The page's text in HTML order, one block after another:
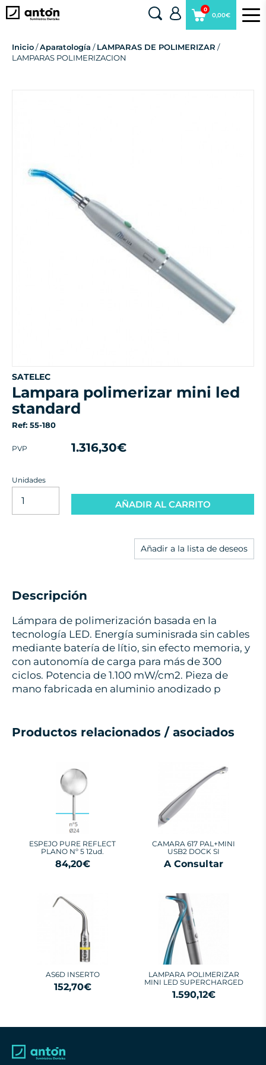
0,00€
0
Inicio/Aparatología /LAMPARAS DE POLIMERIZAR /
LAMPARAS POLIMERIZACION
SATELEC
lampara polimerizar mini led
standard
Ref: 55-180
PVP 1.316,30€
Unidades
AÑADIR AL CARRITO
Añadir a la lista de deseos
Descripción
Lámpara de polimerización basada en la
tecnología LED. Energía suminisrada sin cables
mediante batería de lítio, sin efecto memoria, y
con autonomía de carga para más de 300
ciclos. Potencia de 1.100 mW/cm2. Pieza de
mano fabricada en aluminio anodizado p
Productos relacionados / asociados
ESPEJO PURE REFLECT
PLANO Nº 5 12ud.
84,20€
CAMARA 617 PAL+MINI
USB2 DOCK SI
A Consultar
AS6D INSERTO
152,70€
LAMPARA POLIMERIZAR
MINI LED SUPERCHARGED
1.590,12€